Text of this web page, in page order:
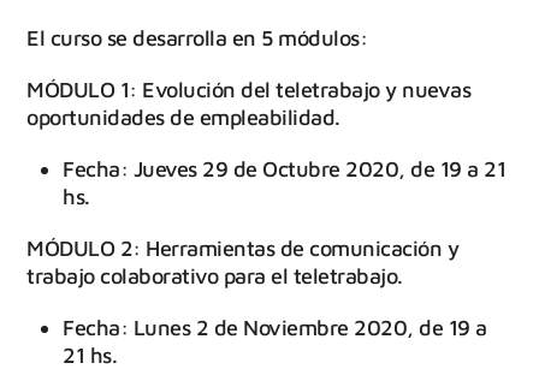
El curso se desarrolla en 5 módulos:
MÓDULO 1: Evolución del teletrabajo y nuevas
oportunidades de empleabilidad.
Fecha: Jueves 29 de Octubre 2020, de 19 a 21
hs.
MÓDULO 2: Herramientas de comunicación y
trabajo colaborativo para el teletrabajo.
Fecha: Lunes 2 de Noviembre 2020, de 19 a
21 hs.